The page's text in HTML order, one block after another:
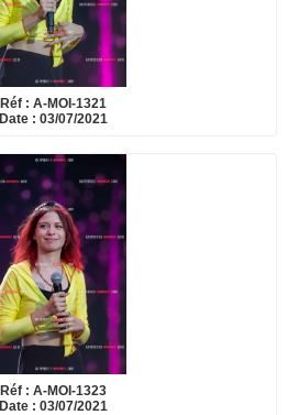
Réf : A-MOI-1321
Date : 03/07/2021
Réf : A-MOI-1323
Date : 03/07/2021